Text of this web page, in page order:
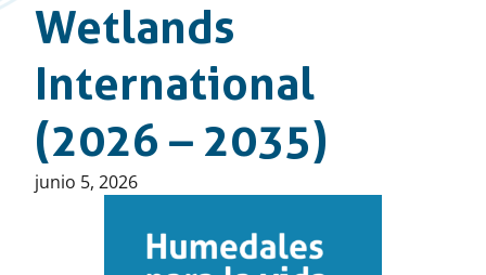
Wetlands
International
(2026 – 2035)
Publicado
junio 5, 2026